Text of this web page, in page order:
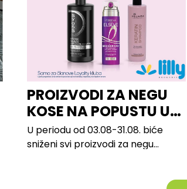
PROIZVODI ZA NEGU
KOSE NA POPUSTU U
LILLY
U periodu od 03.08-31.08. biće
sniženi svi proizvodi za negu